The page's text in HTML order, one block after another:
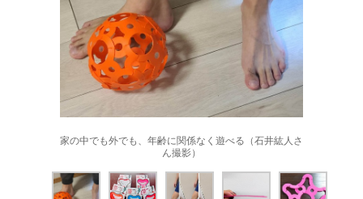
家の中でも外でも、年齢に関係なく遊べる（石井紘人さ
ん撮影）